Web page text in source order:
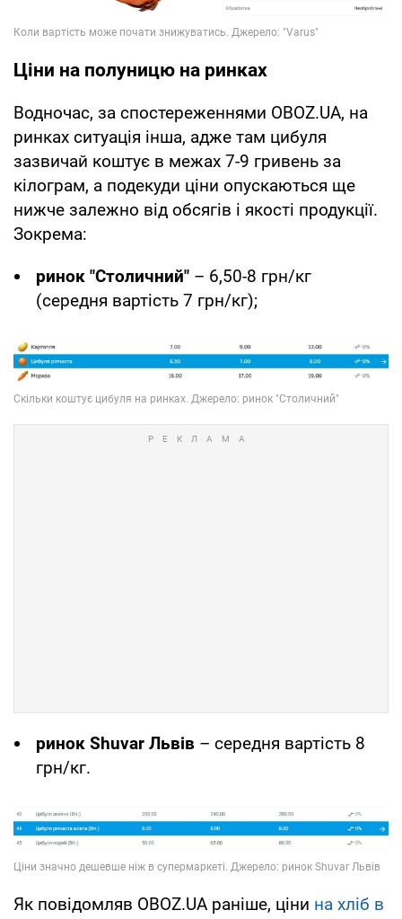
Ціни на полуницю на ринках
Водночас, за спостереженнями OBOZ.UA, на
ринках ситуація інша, адже там цибуля
зазвичай коштує в межах 7-9 гривень за
кілограм, а подекуди ціни опускаються ще
нижче залежно від обсягів і якості продукції.
Зокрема:
ринок "Столичний" – 6,50-8 грн/кг
(середня вартість 7 грн/кг);
ринок Shuvar Львів – середня вартість 8
грн/кг.
Як повідомляв OBOZ.UA раніше, ціни на хліб в